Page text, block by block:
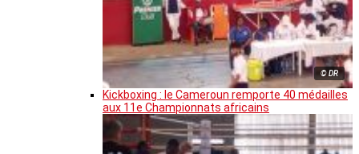
© DR
Kickboxing : le Cameroun remporte 40 médailles
aux 11e Championnats africains